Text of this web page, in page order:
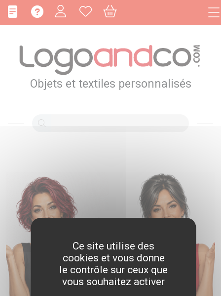
Objets et textiles personnalisés
Panneau de gestion des cookies
Ce site utilise des
cookies et vous donne
le contrôle sur ceux que
vous souhaitez activer